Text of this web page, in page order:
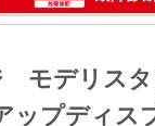
デリス
ップディス